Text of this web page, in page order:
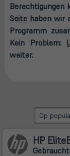
Berechtigungen
Seite haben wir
Programm
Kein Problem:
weiter.
Op
HP